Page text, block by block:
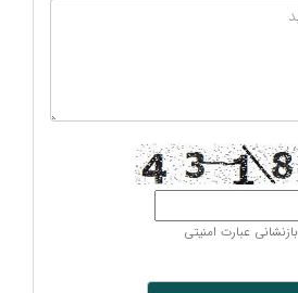
بازنشانی عبارت امنیتی